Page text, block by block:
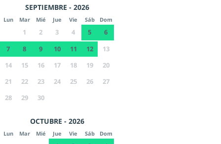
SEPTIEMBRE - 2026
Lun Mar Mié Jue Vie Sáb Dom
1 2 3 4 5
6
7
8 9 10 11 12
13
14
15 16 17 18 19
20
21
22 23 24 25 26
27
28
29 30
OCTUBRE - 2026
Lun Mar Mié Jue Vie Sáb Dom